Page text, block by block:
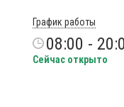
График работы
08:00 -
Сейчас открыто